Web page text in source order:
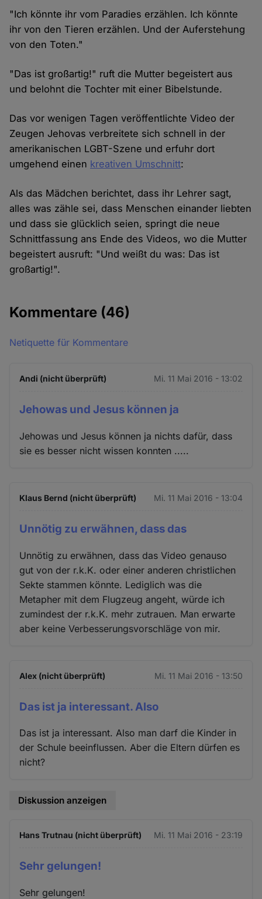
"Ich könnte ihr vom Paradies erzählen. Ich könnte
ihr von den Tieren erzählen. Und der Auferstehung
von den Toten."
"Das ist großartig!" ruft die Mutter begeistert aus
und belohnt die Tochter mit einer Bibelstunde.
Das vor wenigen Tagen veröffentlichte Video der
Zeugen Jehovas verbreitete sich schnell in der
amerikanischen LGBT-Szene und erfuhr dort
umgehend einen kreativen Umschnitt:
Als das Mädchen berichtet, dass ihr Lehrer sagt,
alles was zähle sei, dass Menschen einander liebten
und dass sie glücklich seien, springt die neue
Schnittfassung ans Ende des Videos, wo die Mutter
begeistert ausruft: "Und weißt du was: Das ist
großartig!".
Kommentare (46)
Netiquette für Kommentare
Andi (nicht überprüft) Mi. 11 Mai 2016 - 13:02
Jehowas und Jesus können ja
Jehowas und Jesus können ja nichts dafür, dass
sie es besser nicht wissen konnten .....
Klaus Bernd (nicht überprüft) Mi. 11 Mai 2016 - 13:04
Unnötig zu erwähnen, dass das
Unnötig zu erwähnen, dass das Video genauso
gut von der r.k.K. oder einer anderen christlichen
Sekte stammen könnte. Lediglich was die
Metapher mit dem Flugzeug angeht, würde ich
zumindest der r.k.K. mehr zutrauen. Man erwarte
aber keine Verbesserungsvorschläge von mir.
Alex (nicht überprüft) Mi. 11 Mai 2016 - 13:50
Das ist ja interessant. Also
Das ist ja interessant. Also man darf die Kinder in
der Schule beeinflussen. Aber die Eltern dürfen es
nicht?
Diskussion anzeigen
Hans Trutnau (nicht überprüft) Mi. 11 Mai 2016 - 23:19
Sehr gelungen!
Sehr gelungen!